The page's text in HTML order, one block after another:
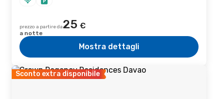
prezzo a partire da25 €
a notte
Mostra dettagli
Sconto extra disponibile